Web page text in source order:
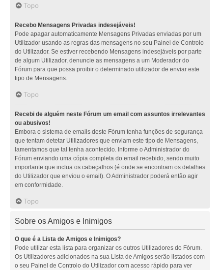
Topo
Recebo Mensagens Privadas indesejáveis!
Pode apagar automaticamente Mensagens Privadas enviadas por um
Utilizador usando as regras das mensagens no seu Painel de Controlo
do Utilizador. Se estiver recebendo Mensagens indesejáveis por parte
de algum Utilizador, denuncie as mensagens a um Moderador do
Fórum para que possa proibir o determinado utilizador de enviar este
tipo de Mensagens.
Topo
Recebi de alguém neste Fórum um email com assuntos irrelevantes
ou abusivos!
Embora o sistema de emails deste Fórum tenha funções de segurança
que tentam detetar Utilizadores que enviam este tipo de Mensagens,
lamentamos que tal tenha acontecido. Informe o Administrador do
Fórum enviando uma cópia completa do email recebido, sendo muito
importante que inclua os cabeçalhos (é onde se encontram os detalhes
do Utilizador que enviou o email). O Administrador poderá então agir
em conformidade.
Topo
Sobre os Amigos e Inimigos
O que é a Lista de Amigos e Inimigos?
Pode utilizar esta lista para organizar os outros Utilizadores do Fórum.
Os Utilizadores adicionados na sua Lista de Amigos serão listados com
o seu Painel de Controlo do Utilizador com acesso rápido para ver